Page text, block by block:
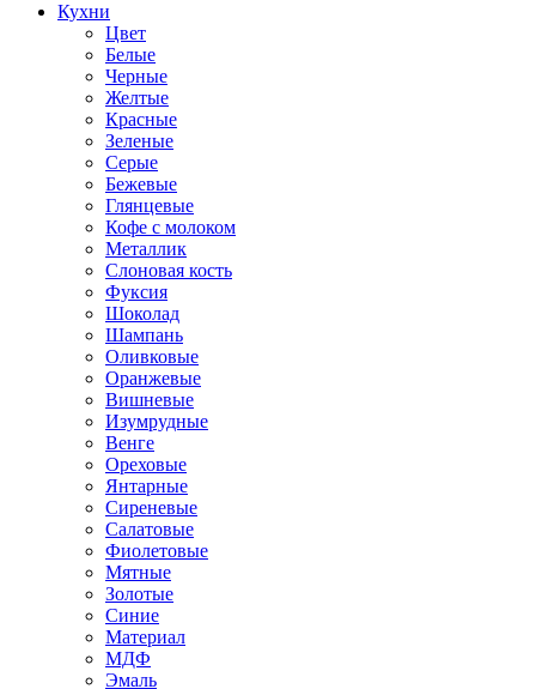
Кухни
Цвет
Белые
Черные
Желтые
Красные
Зеленые
Серые
Бежевые
Глянцевые
Кофе с молоком
Металлик
Слоновая кость
Фуксия
Шоколад
Шампань
Оливковые
Оранжевые
Вишневые
Изумрудные
Венге
Ореховые
Янтарные
Сиреневые
Салатовые
Фиолетовые
Мятные
Золотые
Синие
Материал
МДФ
Эмаль